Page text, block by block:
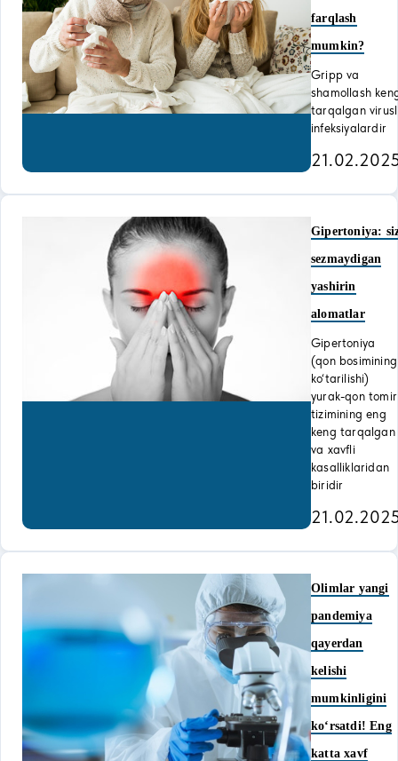
farqlash
mumkin?
Gripp va
shamollash
tarqalgan
infeksiyalardir
Gipertoniya:
sezmaydigan
yashirin
alomatlar
Gipertoniya
(qon bosimining
ko‘tarilishi)
yurak-qon tomir
tizimining eng
keng tarqalgan
va xavfli
kasalliklaridan
biridir
Olimlar yangi
pandemiya
qayerdan
kelishi
mumkinligini
ko‘rsatdi! Eng
katta xavf